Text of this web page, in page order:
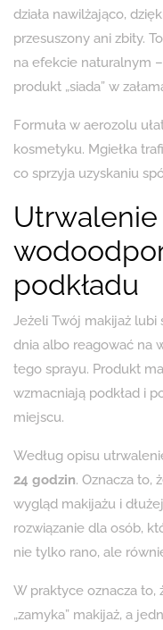
działa nawilżająco,
przesuszony ani zbity.
na efekcie naturalnym
produkt „siada” w
Formuła w aerozolu
kosmetyku. Mgiełka
co sprzyja uzyskaniu
Utrwalenie
podkładu
Jeżeli Twój makijaż lubi
dnia albo reagować na
tego sprayu. Produkt ma
wzmacniają podkład i
miejscu.
Według opisu
24 godzin. Oznacza to,
wygląd makijażu i
rozwiązanie dla osób,
nie tylko rano, ale
W praktyce oznacza to,
„zamyka” makijaż, a